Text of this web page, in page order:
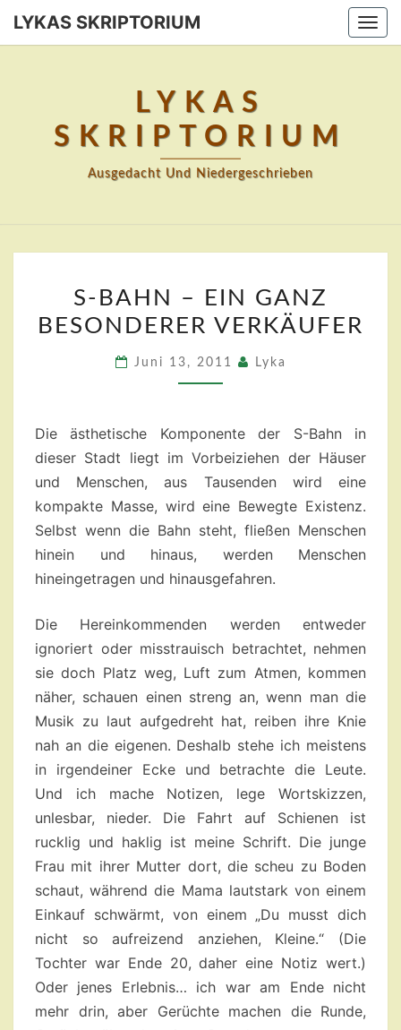
Skip
LYKAS SKRIPTORIUM
LYKAS
SKRIPTORIUM
Ausgedacht Und Niedergeschrieben
BAHN
–
S-BAHN – EIN GANZ
BESONDERER VERKÄUFER
Juni 13, 2011 Lyka
Die ästhetische Komponente der S-Bahn in
dieser Stadt liegt im Vorbeiziehen der Häuser
und Menschen, aus Tausenden wird eine
kompakte Masse, wird eine Bewegte Existenz.
Selbst wenn die Bahn steht, fließen Menschen
hinein und hinaus, werden Menschen
hineingetragen und hinausgefahren.
Die Hereinkommenden werden entweder
ignoriert oder misstrauisch betrachtet, nehmen
sie doch Platz weg, Luft zum Atmen, kommen
näher, schauen einen streng an, wenn man die
Musik zu laut aufgedreht hat, reiben ihre Knie
nah an die eigenen. Deshalb stehe ich meistens
in irgendeiner Ecke und betrachte die Leute.
Und ich mache Notizen, lege Wortskizzen,
unlesbar, nieder. Die Fahrt auf Schienen ist
rucklig und haklig ist meine Schrift. Die junge
Frau mit ihrer Mutter dort, die scheu zu Boden
schaut, während die Mama lautstark von einem
Einkauf schwärmt, von einem „Du musst dich
nicht so aufreizend anziehen, Kleine.“ (Die
Tochter war Ende 20, daher eine Notiz wert.)
Oder jenes Erlebnis… ich war am Ende nicht
mehr drin, aber Gerüchte machen die Runde,